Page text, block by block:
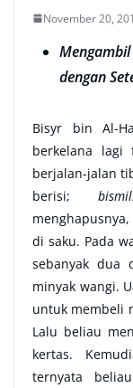
November 20,
dengan
Bisyr bin Al-
berkelana lagi
berjalan-jalan
berisi;
di saku. Pada
sebanyak dua
minyak wangi.
untuk membeli
Lalu beliau
kertas.
ternyata